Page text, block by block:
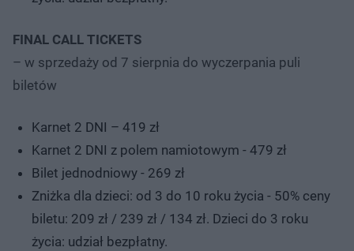
FINAL CALL TICKETS
– w sprzedaży od 7 sierpnia do wyczerpania puli
biletów
Karnet 2 DNI – 419 zł
Karnet 2 DNI z polem namiotowym - 479 zł
Bilet jednodniowy - 269 zł
Zniżka dla dzieci: od 3 do 10 roku życia - 50% ceny
biletu: 209 zł / 239 zł / 134 zł. Dzieci do 3 roku
życia: udział bezpłatny.